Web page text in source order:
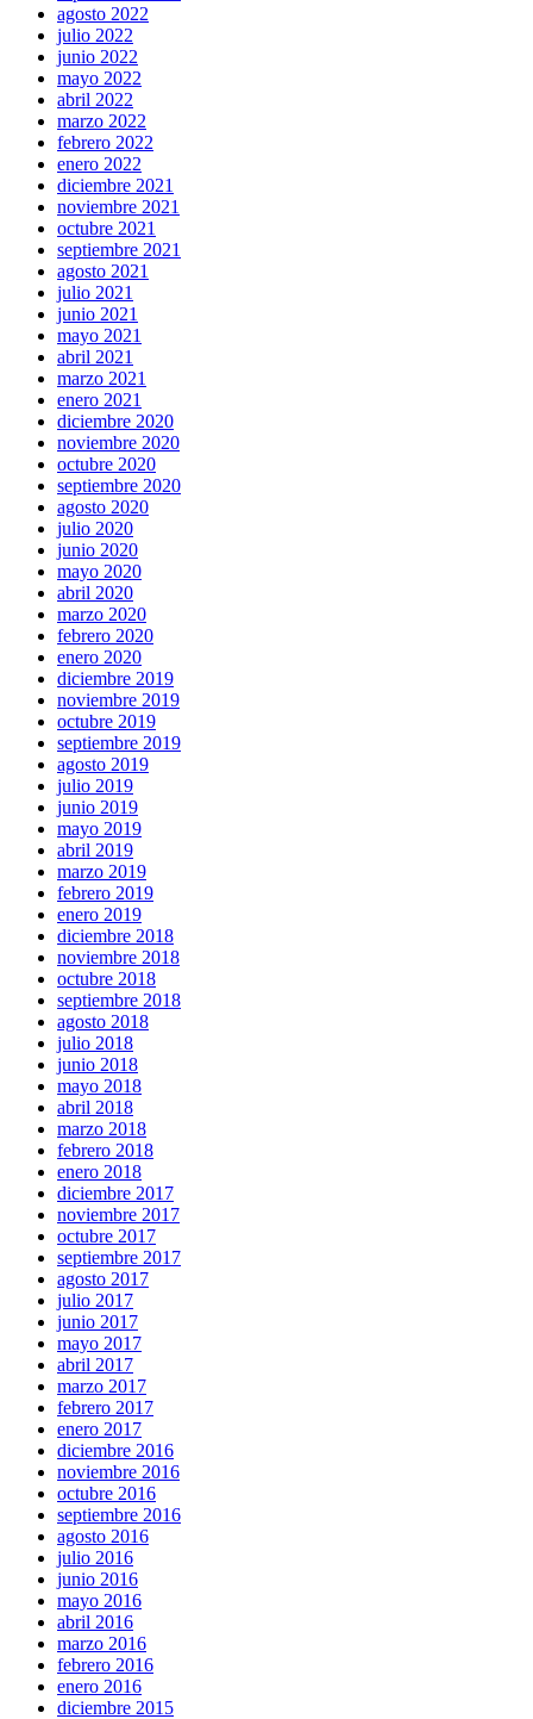
agosto 2022
julio 2022
junio 2022
mayo 2022
abril 2022
marzo 2022
febrero 2022
enero 2022
diciembre 2021
noviembre 2021
octubre 2021
septiembre 2021
agosto 2021
julio 2021
junio 2021
mayo 2021
abril 2021
marzo 2021
enero 2021
diciembre 2020
noviembre 2020
octubre 2020
septiembre 2020
agosto 2020
julio 2020
junio 2020
mayo 2020
abril 2020
marzo 2020
febrero 2020
enero 2020
diciembre 2019
noviembre 2019
octubre 2019
septiembre 2019
agosto 2019
julio 2019
junio 2019
mayo 2019
abril 2019
marzo 2019
febrero 2019
enero 2019
diciembre 2018
noviembre 2018
octubre 2018
septiembre 2018
agosto 2018
julio 2018
junio 2018
mayo 2018
abril 2018
marzo 2018
febrero 2018
enero 2018
diciembre 2017
noviembre 2017
octubre 2017
septiembre 2017
agosto 2017
julio 2017
junio 2017
mayo 2017
abril 2017
marzo 2017
febrero 2017
enero 2017
diciembre 2016
noviembre 2016
octubre 2016
septiembre 2016
agosto 2016
julio 2016
junio 2016
mayo 2016
abril 2016
marzo 2016
febrero 2016
enero 2016
diciembre 2015